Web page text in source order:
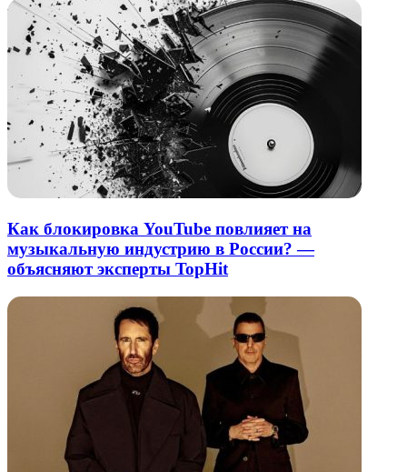
Как блокировка YouTube повлияет на
музыкальную индустрию в России? —
объясняют эксперты TopHit